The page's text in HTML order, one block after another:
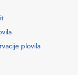
plovila